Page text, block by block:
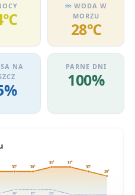
WODA W
MORZU
28℃
NA
PARNE DNI
100%